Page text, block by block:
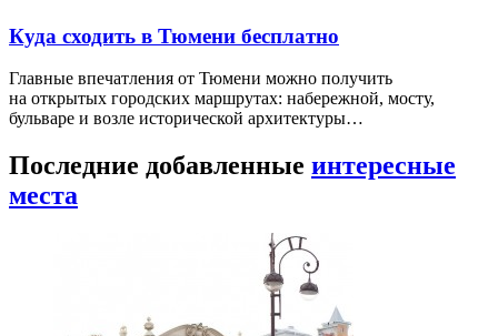
Куда сходить в Тюмени бесплатно
Главные впечатления от Тюмени можно получить
на открытых городских маршрутах: набережной, мосту,
бульваре и возле исторической архитектуры…
Последние добавленные интересные
места